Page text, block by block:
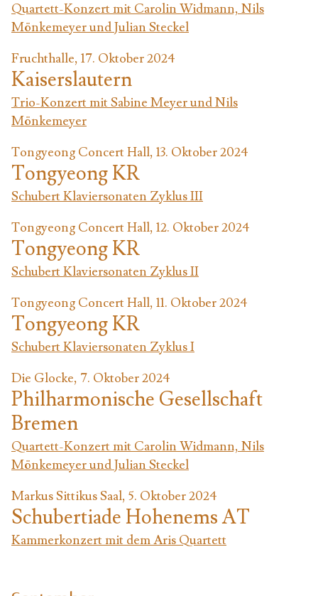
Quartett-Konzert mit Carolin Widmann, Nils
Mönkemeyer und Julian Steckel
Fruchthalle, 17. Oktober 2024
Kaiserslautern
Trio-Konzert mit Sabine Meyer und Nils
Mönkemeyer
Tongyeong Concert Hall, 13. Oktober 2024
Tongyeong KR
Schubert Klaviersonaten Zyklus III
Tongyeong Concert Hall, 12. Oktober 2024
Tongyeong KR
Schubert Klaviersonaten Zyklus II
Tongyeong Concert Hall, 11. Oktober 2024
Tongyeong KR
Schubert Klaviersonaten Zyklus I
Die Glocke, 7. Oktober 2024
Philharmonische Gesellschaft
Bremen
Quartett-Konzert mit Carolin Widmann, Nils
Mönkemeyer und Julian Steckel
Markus Sittikus Saal, 5. Oktober 2024
Schubertiade Hohenems AT
Kammerkonzert mit dem Aris Quartett